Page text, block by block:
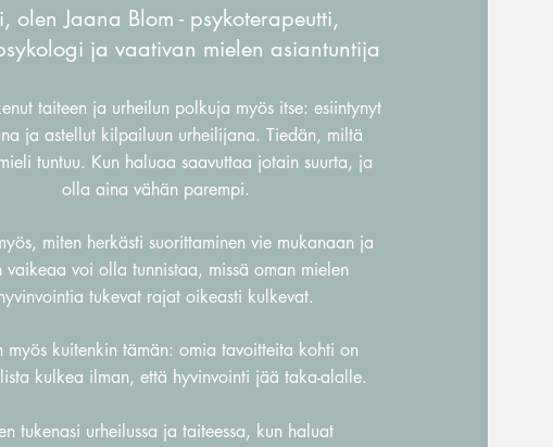
olen Jaana Blom - psykoterapeutti,
ja vaativan mielen asiantuntija
taiteen ja urheilun polkuja myös itse: esiintynyt
ja astellut kilpailuun urheilijana. Tiedän, miltä
tuntuu. Kun haluaa saavuttaa jotain suurta, ja
olla aina vähän parempi.
miten herkästi suorittaminen vie mukanaan ja
vaikeaa voi olla tunnistaa, missä oman mielen
hyvinvointia tukevat rajat oikeasti kulkevat.
myös kuitenkin tämän: omia tavoitteita kohti on
kulkea ilman, että hyvinvointi jää taka-alalle.
tukenasi urheilussa ja taiteessa, kun haluat